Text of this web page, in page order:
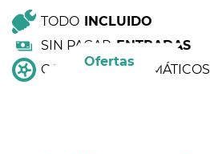
Ofertas
TODO INCLUIDO
SIN PAGAR ENTRADAS
CAMBIO DE NEUMÁTICOS